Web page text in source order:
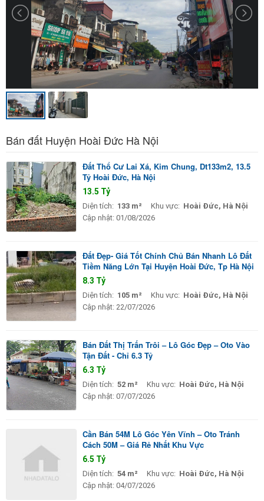
Bán đất Huyện Hoài Đức Hà Nội
Đất Thổ Cư Lai Xá, Kim Chung, Dt133m2, 13.5
Tỷ Hoài Đức, Hà Nội
13.5 Tỷ
Diện tích: 133 m² Khu vực: Hoài Đức, Hà Nội
Cập nhật: 01/08/2026
Đất Đẹp- Giá Tốt Chính Chủ Bán Nhanh Lô Đất
Tiềm Năng Lớn Tại Huyện Hoài Đức, Tp Hà Nội
8.3 Tỷ
Diện tích: 105 m² Khu vực: Hoài Đức, Hà Nội
Cập nhật: 22/07/2026
Bán Đất Thị Trấn Trôi – Lô Góc Đẹp – Oto Vào
Tận Đất - Chỉ 6.3 Tỷ
6.3 Tỷ
Diện tích: 52 m² Khu vực: Hoài Đức, Hà Nội
Cập nhật: 07/07/2026
Cần Bán 54M Lô Góc Yên Vĩnh – Oto Tránh
Cách 50M – Giá Rẻ Nhất Khu Vực
6.5 Tỷ
Diện tích: 54 m² Khu vực: Hoài Đức, Hà Nội
Cập nhật: 04/07/2026